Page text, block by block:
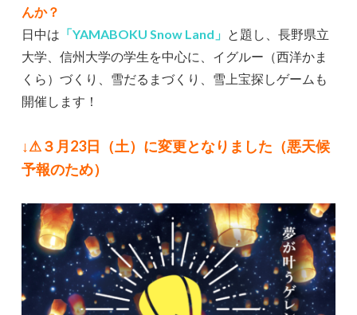
んか？
日中は 「YAMABOKU Snow Land」 と題し、長野県立
大学、信州大学の学生を中心に、イグルー（西洋かま
くら）づくり、雪だるまづくり、雪上宝探しゲームも
開催します！
↓⚠３月23日（土）に変更となりました（悪天候
予報のため）